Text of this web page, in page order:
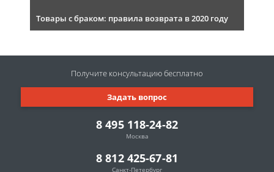
Товары с браком: правила возврата в 2020 году
8 495 118-24-82
Москва
8 812 425-67-81
Санкт-Петербург
Задать вопрос
Получите консультациюбесплатно